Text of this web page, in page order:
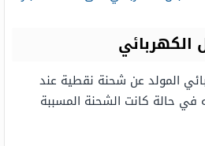
الكهربائي
المولد عن شحنة نقطية عند
حالة كانت الشحنة المسببة